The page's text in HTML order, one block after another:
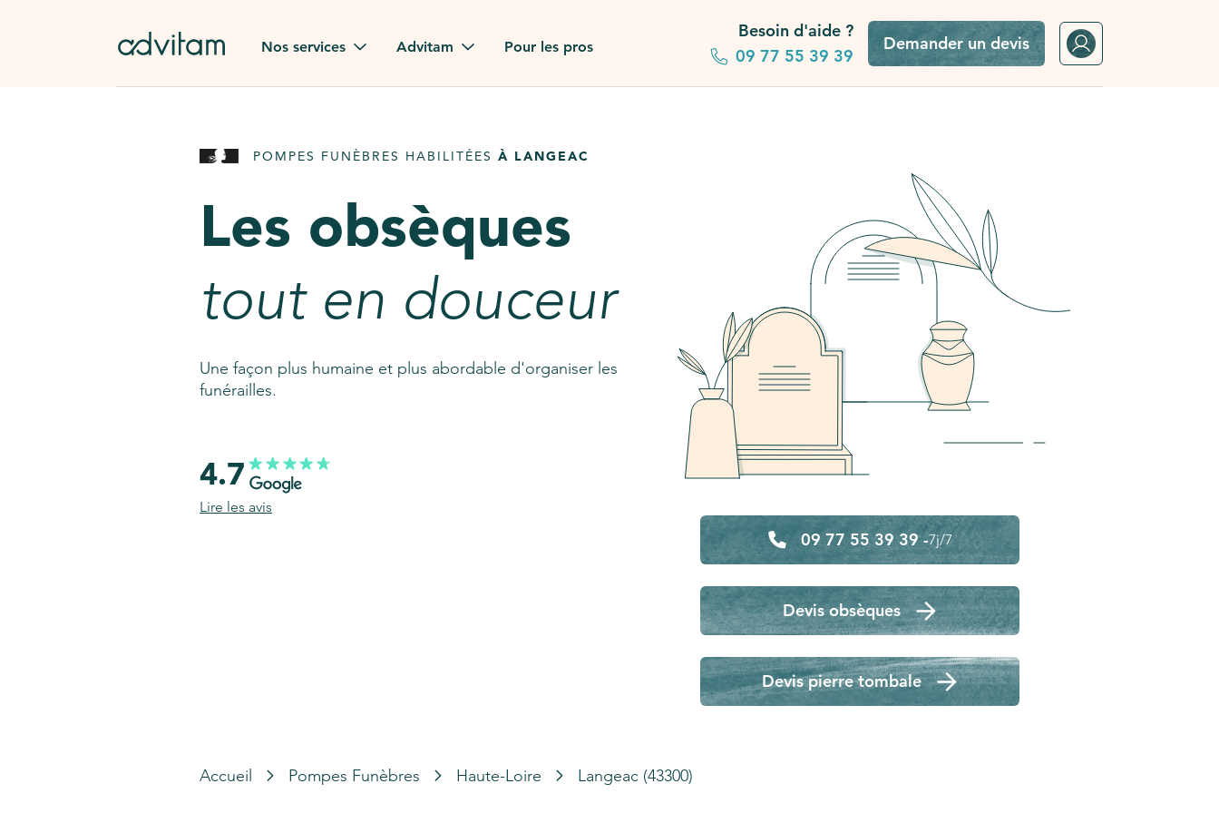
Nos services
Rapatriement à
Pierre tombale
AssistGPT
Nos services en plus
Advitam
Advitam dans la presse
Consultez notre FAQ
Pour les pros
Besoin d'aide ?
09 77 55 39 39
Demander un devis
POMPES FUNÈBRES HABILITÉES À LANGEAC
Les obsèques
tout en douceur
Une façon plus humaine et plus abordable d'organiser les
funérailles.
09 77 55 39 39 -7j/7
Devis obsèques
Devis pierre tombale
4.7
Lire les avis
Accueil Pompes Funèbres Haute-Loire Langeac (43300)